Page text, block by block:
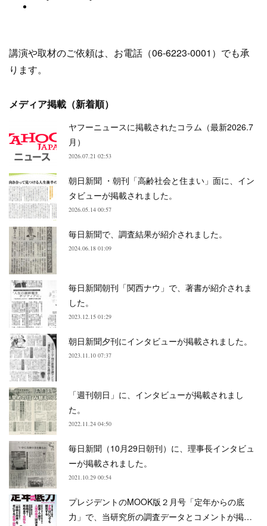
講演や取材のご依頼は、お電話（06-6223-0001）でも承
ります。
メディア掲載（新着順）
ヤフーニュースに掲載されたコラム（最新2026.7
月）
2026.07.21 02:53
朝日新聞 ・朝刊「高齢社会と住まい」面に、イン
タビューが掲載されました。
2026.05.14 00:57
毎日新聞で、調査結果が紹介されました。
2024.06.18 01:09
毎日新聞朝刊「関西ナウ」で、著書が紹介されま
した。
2023.12.15 01:29
朝日新聞夕刊にインタビューが掲載されました。
2023.11.10 07:37
「週刊朝日」に、インタビューが掲載されまし
た。
2022.11.24 04:50
毎日新聞（10月29日朝刊）に、理事長インタビュ
ーが掲載されました。
2021.10.29 00:54
プレジデントのMOOK版２月号「定年からの底
力」で、当研究所の調査データとコメントが掲…